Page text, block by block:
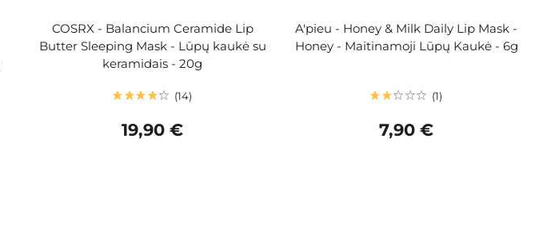
COSRX - Balancium Ceramide Lip
Butter Sleeping Mask - Lūpų kaukė su
keramidais - 20g
14
19,90 €
A'pieu - Honey & Milk Daily Lip Mask -
Honey - Maitinamoji Lūpų Kaukė - 6g
1
7,90 €